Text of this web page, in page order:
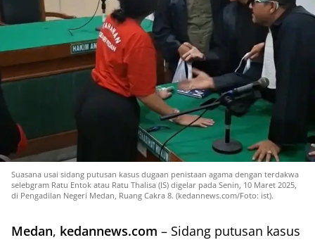
Suasana usai sidang putusan kasus dugaan penistaan agama dengan terdakwa
selebgram Ratu Entok atau Ratu Thalisa (IS) digelar pada Senin, 10 Maret 2025,
di Pengadilan Negeri Medan, Ruang Cakra 8. (kedannews.com/Foto: ist).
Medan, kedannews.com – Sidang putusan kasus